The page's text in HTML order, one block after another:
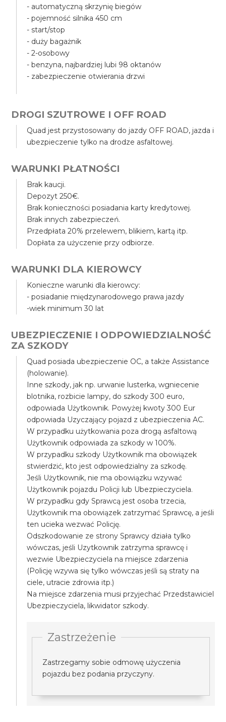
- automatyczną skrzynię biegów
- pojemność silnika 450 cm
- start/stop
- duży bagażnik
- 2-osobowy
- benzyna, najbardziej lubi 98 oktanów
- zabezpieczenie otwierania drzwi
DROGI SZUTROWE I OFF ROAD
Quad jest przystosowany do jazdy OFF ROAD, jazda i
ubezpieczenie tylko na drodze asfaltowej.
WARUNKI PŁATNOŚCI
Brak kaucji.
Depozyt 250€.
Brak konieczności posiadania karty kredytowej.
Brak innych zabezpieczeń.
Przedpłata 20% przelewem, blikiem, kartą itp.
Dopłata za użyczenie przy odbiorze.
WARUNKI DLA KIEROWCY
Konieczne warunki dla kierowcy:
- posiadanie międzynarodowego prawa jazdy
-wiek minimum 30 lat
UBEZPIECZENIE I ODPOWIEDZIALNOŚĆ
ZA SZKODY
Quad posiada ubezpieczenie OC, a także Assistance
(holowanie).
Inne szkody, jak np. urwanie lusterka, wgniecenie
blotnika, rozbicie lampy, do szkody 300 euro,
odpowiada Użytkownik. Powyżej kwoty 300 Eur
odpowiada Uzyczający pojazd z ubezpieczenia AC.
W przypadku użytkowania poza drogą asfaltową
Użytkownik odpowiada za szkody w 100%.
W przypadku szkody Użytkownik ma obowiązek
stwierdzić, kto jest odpowiedzialny za szkodę.
Jeśli Użytkownik, nie ma obowiązku wzywać
Użytkownik pojazdu Policji lub Ubezpieczyciela.
W przypadku gdy Sprawcą jest osoba trzecia,
Użytkownik ma obowiązek zatrzymać Sprawcę, a jeśli
ten ucieka wezwać Policję.
Odszkodowanie ze strony Sprawcy działa tylko
wówczas, jeśli Uzytkownik zatrzyma sprawcę i
wezwie Ubezpieczyciela na miejsce zdarzenia
(Policję wzywa się tylko wówczas jeśli są straty na
ciele, utracie zdrowia itp.)
Na miejsce zdarzenia musi przyjechać Przedstawiciel
Ubezpieczyciela, likwidator szkody.
Zastrzeżenie
Zastrzegamy sobie odmowę użyczenia
pojazdu bez podania przyczyny.